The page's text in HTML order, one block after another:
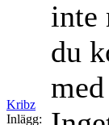
Kribz
Inlägg:
inte
du